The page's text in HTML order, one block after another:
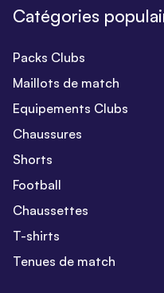
Catégories
Packs Clubs
Maillots de match
Equipements Clubs
Chaussures
Shorts
Football
Chaussettes
T-shirts
Tenues de match